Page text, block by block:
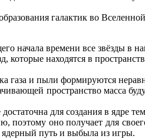
галактик во Вселенной
начала времени все звёзды
которые находятся в
газа и пыли формируются
пространство масса
для создания в ядре
поэтому оно получает для
путь и выбыла из игры.